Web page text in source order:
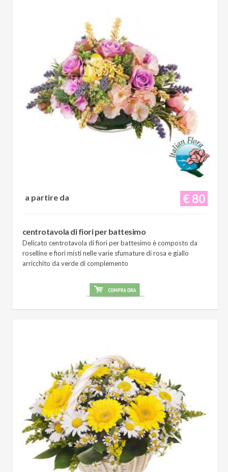
€ 80
a partire da
centrotavola di fiori per battesimo
Delicato centrotavola di fiori per battesimo è composto da
roselline e fiori misti nelle varie sfumature di rosa e giallo
arricchito da verde di complemento